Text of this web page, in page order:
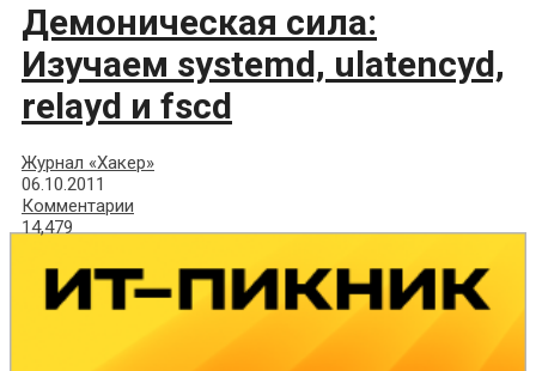
Демоническая сила:
Изучаем systemd, ulatencyd,
relayd и fscd
Журнал «Хакер»
06.10.2011
Комментарии
14,479